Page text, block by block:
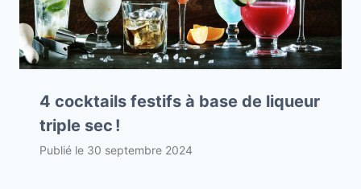
4 cocktails festifs à base de liqueur
triple sec !
Publié le 30 septembre 2024